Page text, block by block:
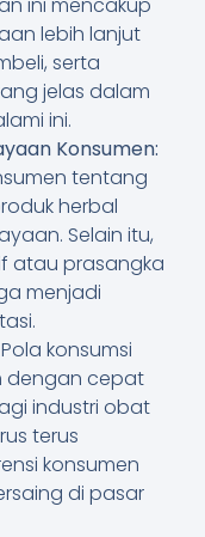
lebih lanjut
serta
jelas dalam
ini.
Konsumen:
tentang
herbal
Selain itu,
atau prasangka
menjadi
Pola konsumsi
dengan cepat
industri obat
terus
konsumen
di pasar